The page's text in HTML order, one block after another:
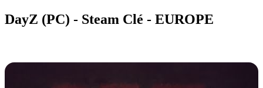
DayZ (PC) - Steam Clé - EUROPE